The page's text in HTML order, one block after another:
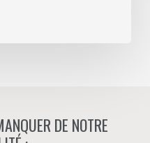
DE NOTRE